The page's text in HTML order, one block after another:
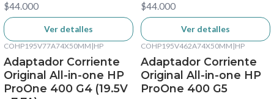
$44.000
Ver detalles
$44.000
Ver detalles
COHP195V77A74X50MM |HP
Adaptador Corriente
Original All-in-one HP
ProOne 400 G4 (19.5V
COHP195V462A74X50MM |HP
Adaptador Corriente
Original All-in-one HP
ProOne 400 G5